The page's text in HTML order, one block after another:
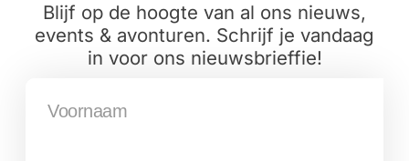
Blijf op de hoogte van al ons nieuws,
events & avonturen. Schrijf je vandaag
in voor ons nieuwsbrieffie!